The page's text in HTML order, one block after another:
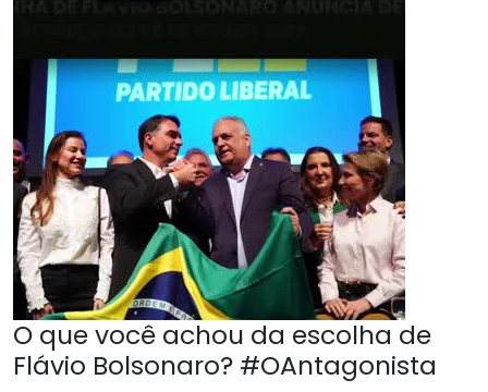
O que você achou da escolha de
Flávio Bolsonaro? #OAntagonista